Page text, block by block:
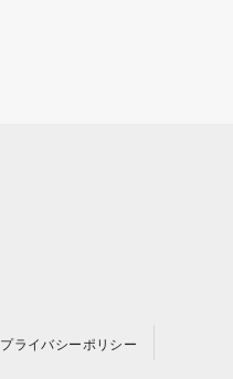
プライバシーポリシー